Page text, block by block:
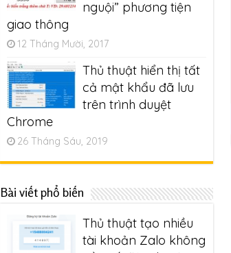
nguội” phương tiện
giao thông
12 Tháng Mười, 2017
Thủ thuật hiển thị tất
cả mật khẩu đã lưu
trên trình duyệt
Chrome
26 Tháng Sáu, 2019
Bài viết phổ biến
Thủ thuật tạo nhiều
tài khoản Zalo không